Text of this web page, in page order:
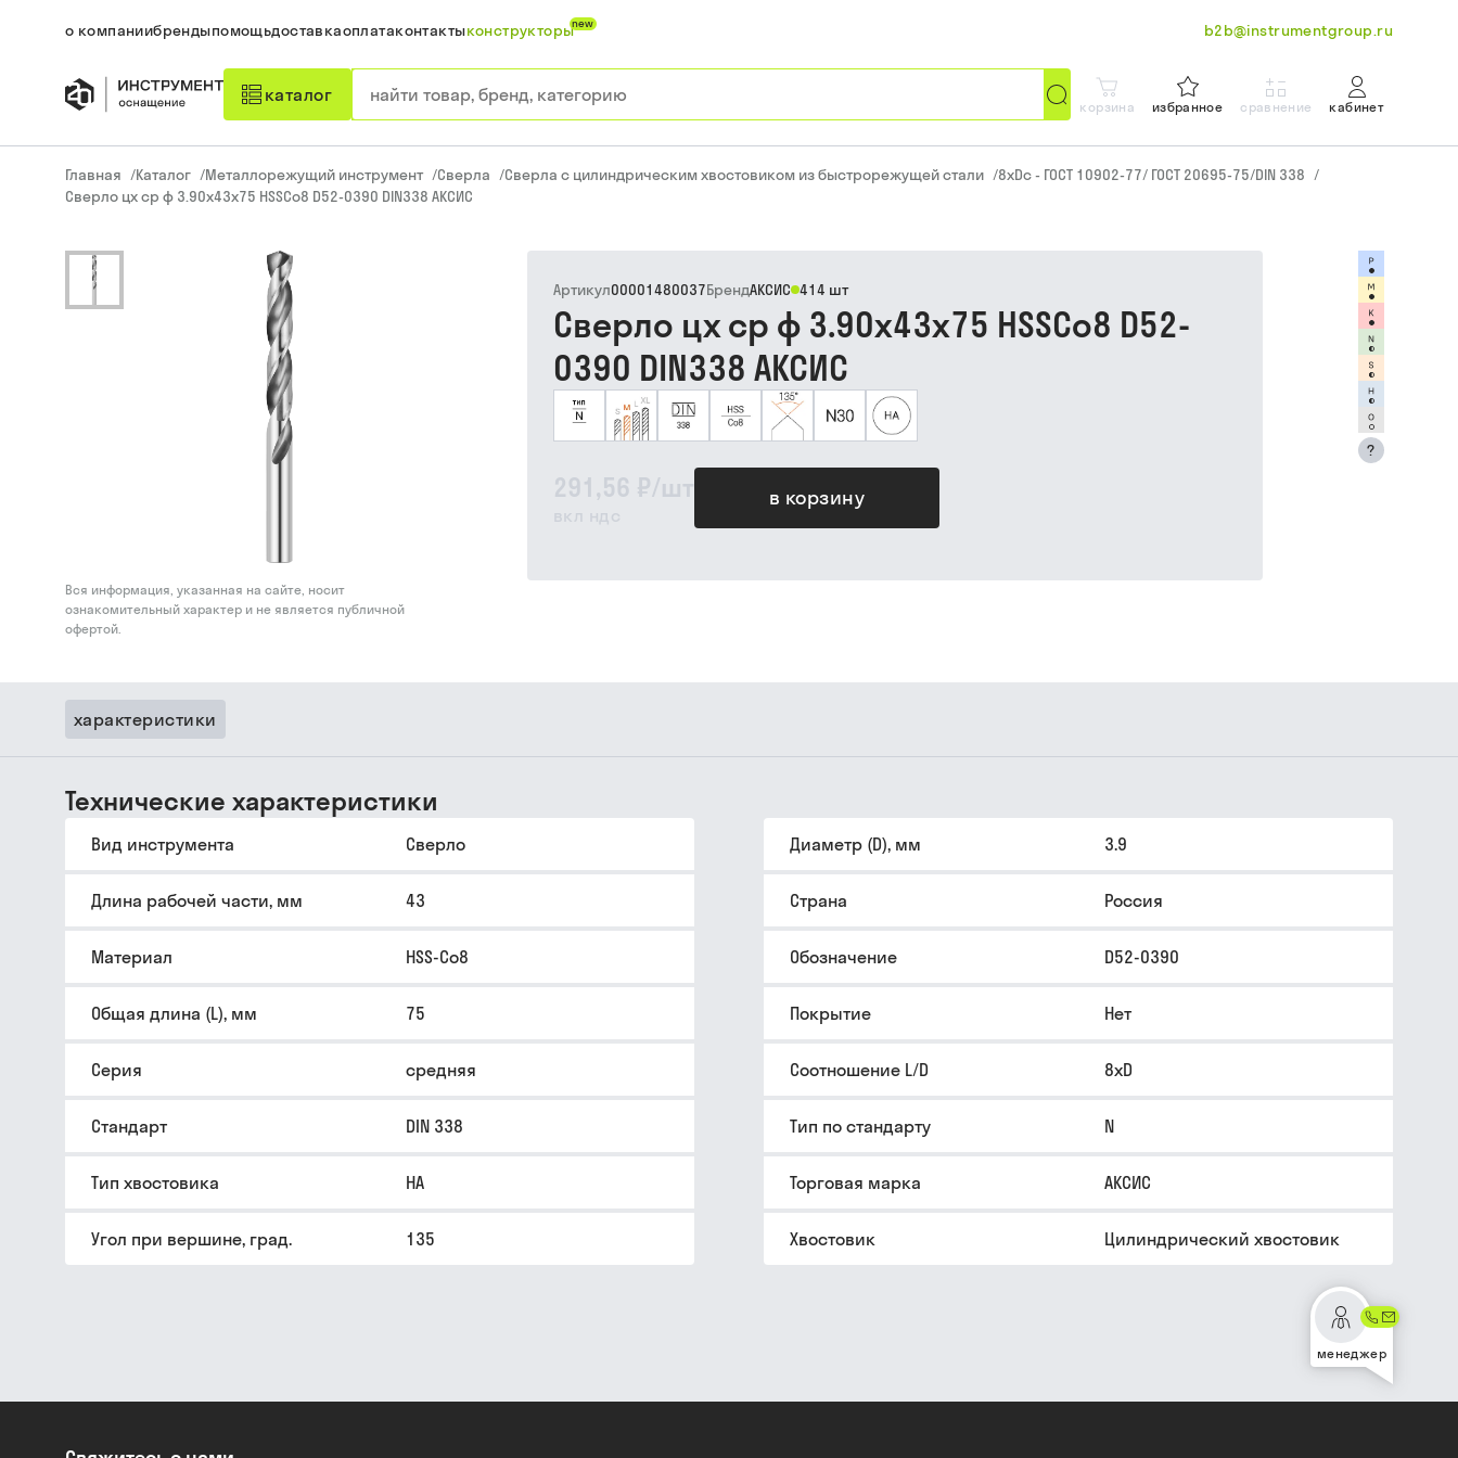
о компаниибрендыпомощьдоставкаоплатаконтактыконструкторыnew b2b@instrumentgroup.ru
каталог
корзина избранное сравнение кабинет
Главная /Каталог /Металлорежущий инструмент /Сверла /Сверла с цилиндрическим хвостовиком из быстрорежущей стали /8xDc - ГОСТ 10902-77/ ГОСТ 20695-75/DIN 338 /
Сверло цх ср ф 3.90х43х75 HSSCo8 D52-0390 DIN338 АКСИС
Вся информация, указанная на сайте, носит
ознакомительный характер и не является публичной
офертой.
291,56 ₽/шт
вкл ндс
в корзину
Артикул00001480037БрендАКСИС 414 шт
Сверло цх ср ф 3.90х43х75 HSSCo8 D52-
0390 DIN338 АКСИС
?
характеристики
Технические характеристики
Вид инструмента Сверло Диаметр (D), мм 3.9
Длина рабочей части, мм 43 Страна Россия
Материал HSS-Co8 Обозначение D52-0390
Общая длина (L), мм 75 Покрытие Нет
Серия средняя Соотношение L/D 8xD
Стандарт DIN 338 Тип по стандарту N
Тип хвостовика HA Торговая марка АКСИС
Угол при вершине, град. 135 Хвостовик Цилиндрический хвостовик
менеджер